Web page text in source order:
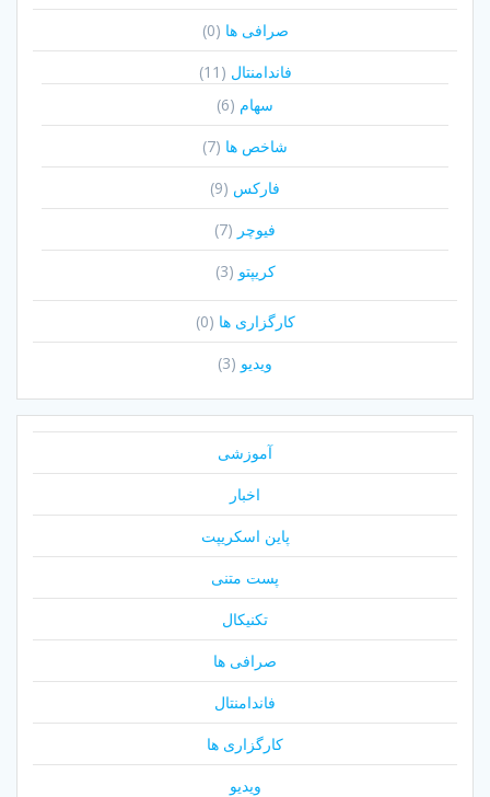
صرافی ها (0)
فاندامنتال (11)
سهام (6)
شاخص ها (7)
فارکس (9)
فیوچر (7)
کریپتو (3)
کارگزاری ها (0)
ویدیو (3)
آموزشی
اخبار
پاین اسکریپت
پست متنی
تکنیکال
صرافی ها
فاندامنتال
کارگزاری ها
ویدیو